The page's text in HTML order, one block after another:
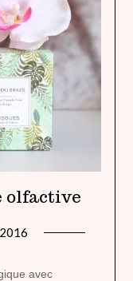
olfactive
heavenly
avec